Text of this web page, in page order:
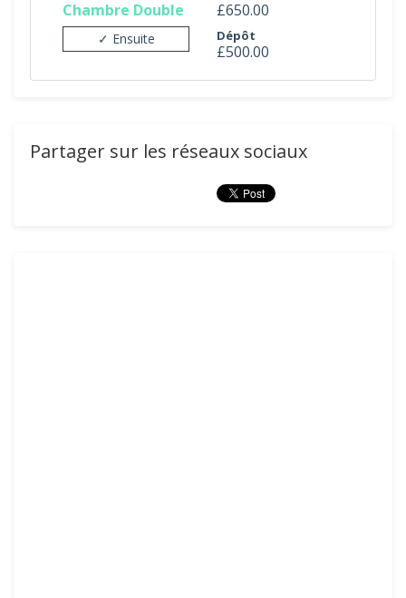
Chambre Double
✓ Ensuite
£650.00
Dépôt
£500.00
Partager sur les réseaux sociaux